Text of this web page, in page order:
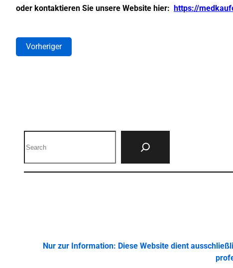
oder kontaktieren Sie unsere Website hier: https://
Vorheriger
Nur zur Information: Diese Website dient